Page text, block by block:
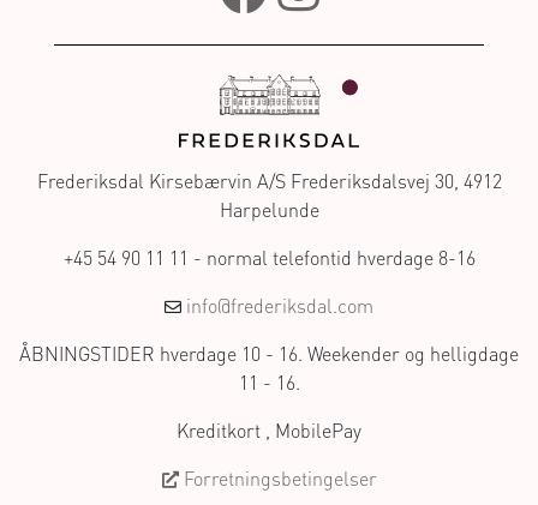
Frederiksdal Kirsebærvin A/S Frederiksdalsvej 30, 4912
Harpelunde
+45 54 90 11 11 - normal telefontid hverdage 8-16
info@frederiksdal.com
ÅBNINGSTIDER hverdage 10 - 16. Weekender og helligdage
11 - 16.
Kreditkort , MobilePay
Forretningsbetingelser